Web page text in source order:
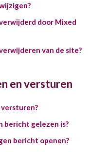
door Mixed
van de site?
en versturen
bericht gelezen is?
bericht openen?